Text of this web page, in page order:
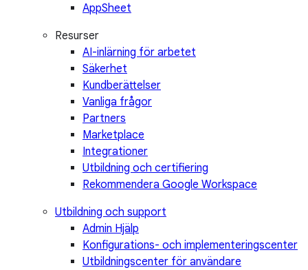
AppSheet
Resurser
AI-inlärning för arbetet
Säkerhet
Kundberättelser
Vanliga frågor
Partners
Marketplace
Integrationer
Utbildning och certifiering
Rekommendera Google Workspace
Utbildning och support
Admin Hjälp
Konfigurations- och implementeringscenter
Utbildningscenter för användare